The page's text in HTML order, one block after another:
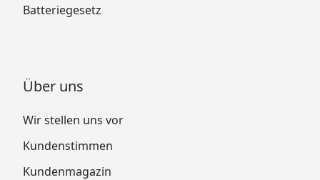
Batteriegesetz
Über uns
Wir stellen uns vor
Kundenstimmen
Kundenmagazin